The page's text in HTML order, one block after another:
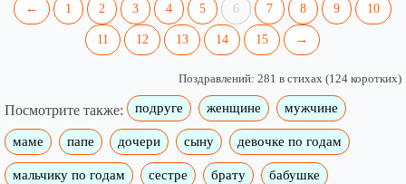
← 1 2 3 4 5 6 7 8 9 10
11 12 13 14 15 →
Поздравлений: 281 в стихах (124 коротких)
Посмотрите также: подруге женщине мужчине
маме папе дочери сыну девочке по годам
мальчику по годам сестре брату бабушке